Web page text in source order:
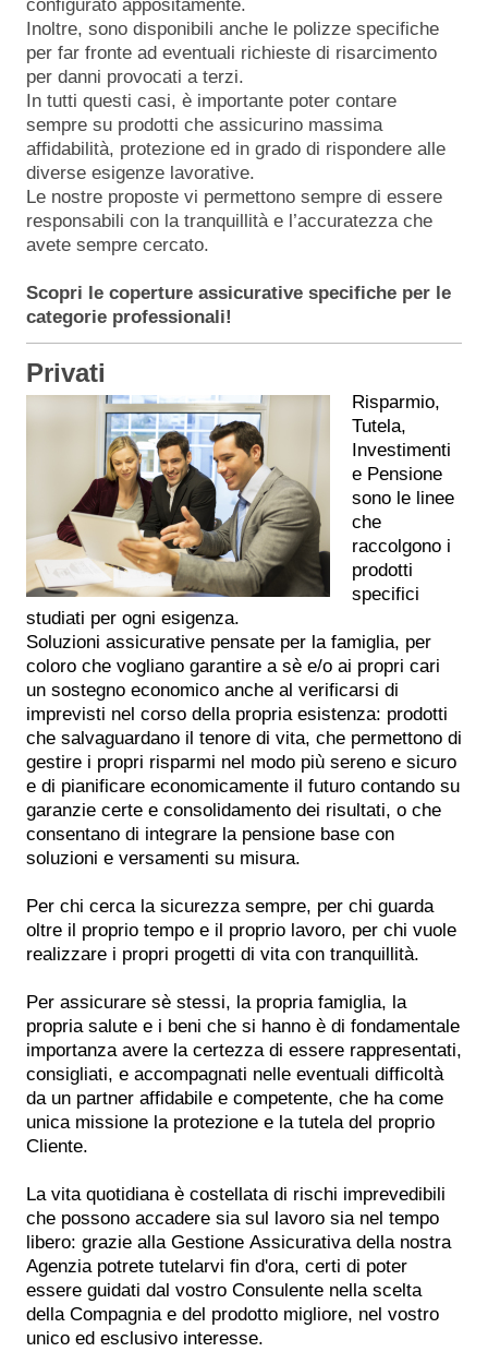
configurato appositamente.
Inoltre, sono disponibili anche le polizze specifiche
per far fronte ad eventuali richieste di risarcimento
per danni provocati a terzi.
In tutti questi casi, è importante poter contare
sempre su prodotti che assicurino massima
affidabilità, protezione ed in grado di rispondere alle
diverse esigenze lavorative.
Le nostre proposte vi permettono sempre di essere
responsabili con la tranquillità e l’accuratezza che
avete sempre cercato.
Scopri le coperture assicurative specifiche per le
categorie professionali!
Privati
Risparmio,
Tutela,
Investimenti
e Pensione
sono le linee
che
raccolgono i
prodotti
specifici
studiati per ogni esigenza.
Soluzioni assicurative pensate per la famiglia, per
coloro che vogliano garantire a sè e/o ai propri cari
un sostegno economico anche al verificarsi di
imprevisti nel corso della propria esistenza: prodotti
che salvaguardano il tenore di vita, che permettono di
gestire i propri risparmi nel modo più sereno e sicuro
e di pianificare economicamente il futuro contando su
garanzie certe e consolidamento dei risultati, o che
consentano di integrare la pensione base con
soluzioni e versamenti su misura.
Per chi cerca la sicurezza sempre, per chi guarda
oltre il proprio tempo e il proprio lavoro, per chi vuole
realizzare i propri progetti di vita con tranquillità.
Per assicurare sè stessi, la propria famiglia, la
propria salute e i beni che si hanno è di fondamentale
importanza avere la certezza di essere rappresentati,
consigliati, e accompagnati nelle eventuali difficoltà
da un partner affidabile e competente, che ha come
unica missione la protezione e la tutela del proprio
Cliente.
La vita quotidiana è costellata di rischi imprevedibili
che possono accadere sia sul lavoro sia nel tempo
libero: grazie alla Gestione Assicurativa della nostra
Agenzia potrete tutelarvi fin d'ora, certi di poter
essere guidati dal vostro Consulente nella scelta
della Compagnia e del prodotto migliore, nel vostro
unico ed esclusivo interesse.